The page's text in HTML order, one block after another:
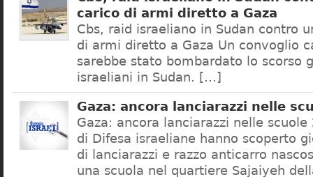
carico di armi diretto a Gaza
Cbs, raid israeliano in Sudan contro
di armi diretto a Gaza Un convoglio
sarebbe stato bombardato lo scorso
israeliani in Sudan. […]
Gaza: ancora lanciarazzi nelle
Gaza: ancora lanciarazzi nelle scuole
di Difesa israeliane hanno scoperto
di lanciarazzi e razzo anticarro
una scuola nel quartiere Sajaiyeh